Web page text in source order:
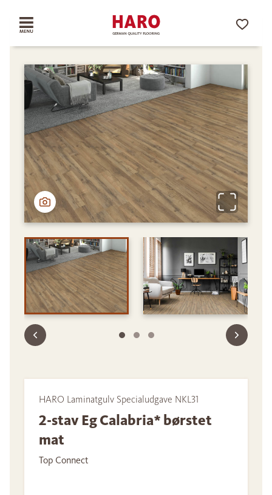
HARO Laminatgulv Specialudgave NKL31
2-stav Eg Calabria* børstet
mat
Top Connect